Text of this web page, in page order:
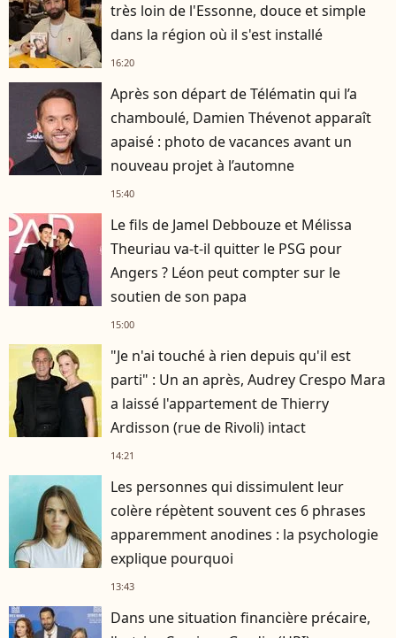
très loin de l'Essonne, douce et simple
dans la région où il s'est installé
16:20
Après son départ de Télématin qui l’a
chamboulé, Damien Thévenot apparaît
apaisé : photo de vacances avant un
nouveau projet à l’automne
15:40
Le fils de Jamel Debbouze et Mélissa
Theuriau va-t-il quitter le PSG pour
Angers ? Léon peut compter sur le
soutien de son papa
15:00
"Je n'ai touché à rien depuis qu'il est
parti" : Un an après, Audrey Crespo Mara
a laissé l'appartement de Thierry
Ardisson (rue de Rivoli) intact
14:21
Les personnes qui dissimulent leur
colère répètent souvent ces 6 phrases
apparemment anodines : la psychologie
explique pourquoi
13:43
Dans une situation financière précaire,